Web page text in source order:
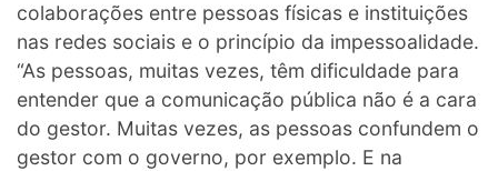
colaborações entre pessoas físicas e instituições
nas redes sociais e o princípio da impessoalidade.
“As pessoas, muitas vezes, têm dificuldade para
entender que a comunicação pública não é a cara
do gestor. Muitas vezes, as pessoas confundem o
gestor com o governo, por exemplo. E na